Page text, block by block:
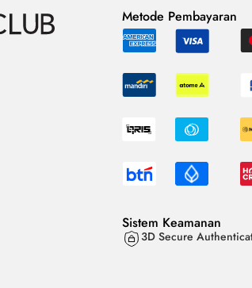
Metode Pembayaran
Sistem Keamanan
3D Secure